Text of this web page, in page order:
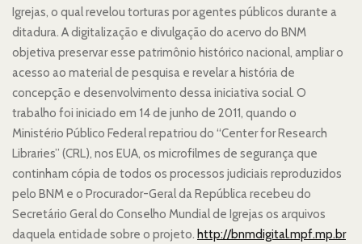
Igrejas, o qual revelou torturas por agentes públicos durante a
ditadura. A digitalização e divulgação do acervo do BNM
objetiva preservar esse patrimônio histórico nacional, ampliar o
acesso ao material de pesquisa e revelar a história de
concepção e desenvolvimento dessa iniciativa social. O
trabalho foi iniciado em 14 de junho de 2011, quando o
Ministério Público Federal repatriou do “Center for Research
Libraries” (CRL), nos EUA, os microfilmes de segurança que
continham cópia de todos os processos judiciais reproduzidos
pelo BNM e o Procurador-Geral da República recebeu do
Secretário Geral do Conselho Mundial de Igrejas os arquivos
daquela entidade sobre o projeto. http://bnmdigital.mpf.mp.br